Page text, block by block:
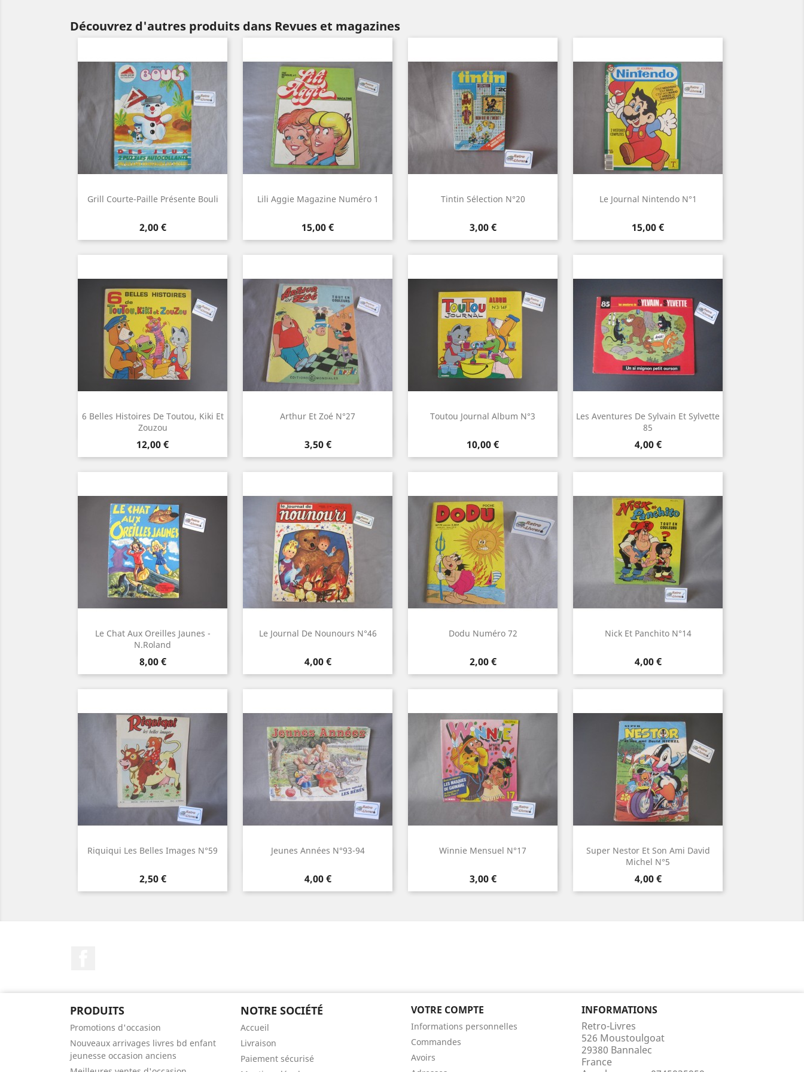
Découvrez d'autres produits dans Revues et magazines
Grill Courte-Paille Présente Bouli
Prix
2,00 €
Lili Aggie Magazine Numéro 1
Prix
15,00 €
Tintin Sélection N°20
Prix
3,00 €
Le Journal Nintendo N°1
Prix
15,00 €
6 Belles Histoires De Toutou, Kiki Et
Zouzou
Prix
12,00 €
Aperçu rapide
Arthur Et Zoé N°27
Prix
3,50 €
Toutou Journal Album N°3
Prix
10,00 €
Les Aventures De Sylvain Et Sylvette
85
Prix
4,00 €
Aperçu rapide
Le Chat Aux Oreilles Jaunes -
N.Roland
Prix
8,00 €
Aperçu rapide
Le Journal De Nounours N°46
Prix
4,00 €
Dodu Numéro 72
Prix
2,00 €
Nick Et Panchito N°14
Prix
4,00 €
Riquiqui Les Belles Images N°59
Prix
2,50 €
Jeunes Années N°93-94
Prix
4,00 €
Winnie Mensuel N°17
Prix
3,00 €
Super Nestor Et Son Ami David
Michel N°5
Prix
4,00 €
Aperçu rapide
PRODUITS
Promotions d'occasion
Nouveaux arrivages livres bd enfant
jeunesse occasion anciens
NOTRE SOCIÉTÉ
Accueil
Livraison
Paiement sécurisé
VOTRE COMPTE
Informations personnelles
Commandes
Avoirs
INFORMATIONS
Retro-Livres
526 Moustoulgoat
29380 Bannalec
France